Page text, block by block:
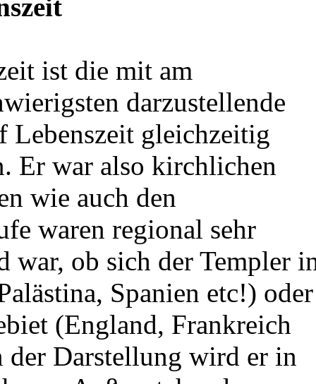
ist die mit am
darzustellende
Lebenszeit gleichzeitig
Er war also kirchlichen
wie auch den
waren regional sehr
war, ob sich der Templer
Spanien etc!) oder
(England, Frankreich
der Darstellung wird er in